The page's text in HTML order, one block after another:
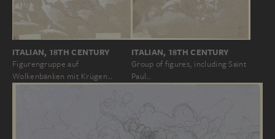
ITALIAN, 18TH CENTURY
Figurengruppe auf
Wolkenbänken mit Krügen…
ITALIAN, 18TH CENTURY
Group of figures, including Saint
Paul…